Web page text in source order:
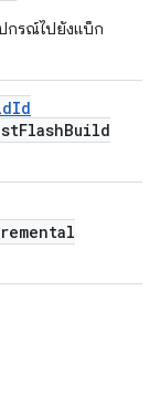
ปกรณ์ไปยังแบ็ก
Id
FlashBuild